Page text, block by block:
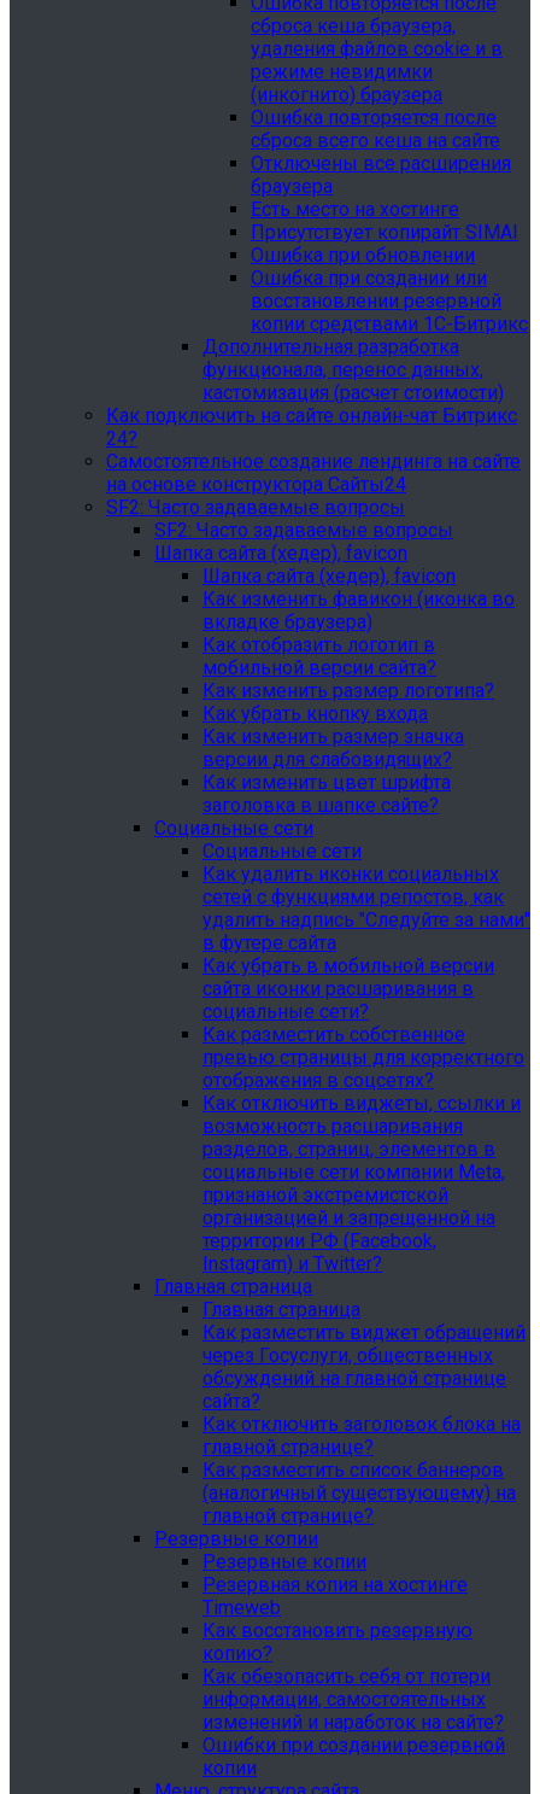
сброса кеша браузера,
удаления файлов cookie и в
режиме невидимки
(инкогнито) браузера
Ошибка повторяется после
сброса всего кеша на сайте
Отключены все расширения
браузера
Есть место на хостинге
Присутствует копирайт SIMAI
Ошибка при обновлении
Ошибка при создании или
восстановлении резервной
копии средствами 1С-Битрикс
Дополнительная разработка
функционала, перенос данных,
кастомизация (расчет стоимости)
Как подключить на сайте онлайн-чат Битрикс
24?
Самостоятельное создание лендинга на сайте
на основе конструктора Сайты24
SF2: Часто задаваемые вопросы
SF2: Часто задаваемые вопросы
Шапка сайта (хедер), favicon
Шапка сайта (хедер), favicon
Как изменить фавикон (иконка во
вкладке браузера)
Как отобразить логотип в
мобильной версии сайта?
Как изменить размер логотипа?
Как убрать кнопку входа
Как изменить размер значка
версии для слабовидящих?
Как изменить цвет шрифта
заголовка в шапке сайте?
Социальные сети
Социальные сети
Как удалить иконки социальных
сетей с функциями репостов, как
удалить надпись "Следуйте за нами"
в футере сайта
Как убрать в мобильной версии
сайта иконки расшаривания в
социальные сети?
Как разместить собственное
превью страницы для корректного
отображения в соцсетях?
Как отключить виджеты, ссылки и
возможность расшаривания
разделов, страниц, элементов в
социальные сети компании Meta,
признаной экстремистской
организацией и запрещенной на
территории РФ (Facebook,
Instagram) и Twitter?
Главная страница
Главная страница
Как разместить виджет обращений
через Госуслуги, общественных
обсуждений на главной странице
сайта?
Как отключить заголовок блока на
главной странице?
Как разместить список баннеров
(аналогичный существующему) на
главной странице?
Резервные копии
Резервные копии
Резервная копия на хостинге
Timeweb
Как восстановить резервную
копию?
Как обезопасить себя от потери
информации, самостоятельных
изменений и наработок на сайте?
Ошибки при создании резервной
копии